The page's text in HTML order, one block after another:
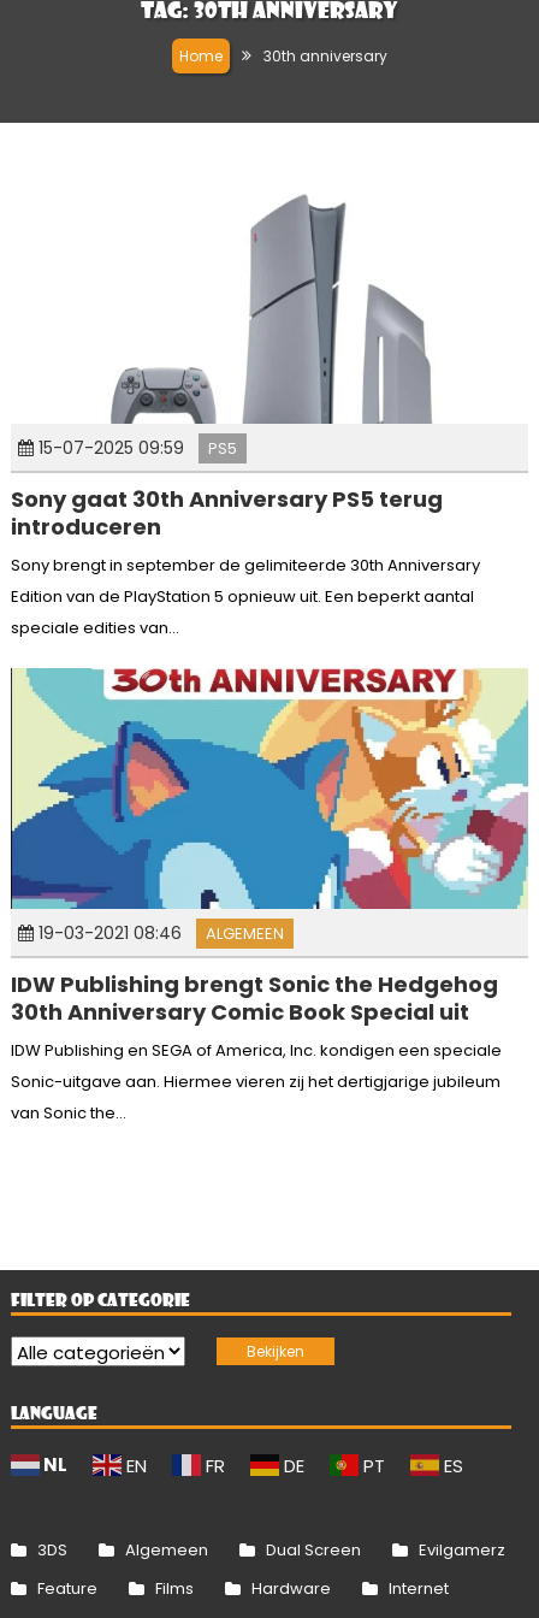
Tag: 30th anniversary
Home 30th anniversary
15-07-2025 09:59 PS5
Sony gaat 30th Anniversary PS5 terug
introduceren
Sony brengt in september de gelimiteerde 30th Anniversary
Edition van de PlayStation 5 opnieuw uit. Een beperkt aantal
speciale edities van...
19-03-2021 08:46 ALGEMEEN
IDW Publishing brengt Sonic the Hedgehog
30th Anniversary Comic Book Special uit
IDW Publishing en SEGA of America, Inc. kondigen een speciale
Sonic-uitgave aan. Hiermee vieren zij het dertigjarige jubileum
van Sonic the...
FILTER OP CATEGORIE
LANGUAGE
NL EN FR DE PT ES
3DS Algemeen Dual Screen
Evilgamerz
Feature
Films Hardware
Internet